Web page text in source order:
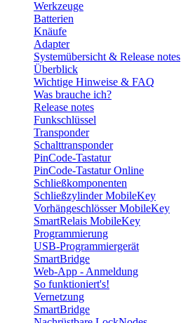
Werkzeuge
Batterien
Knäufe
Adapter
Systemübersicht & Release notes
Überblick
Wichtige Hinweise & FAQ
Was brauche ich?
Release notes
Funkschlüssel
Transponder
Schalttransponder
PinCode-Tastatur
PinCode-Tastatur Online
Schließkomponenten
Schließzylinder MobileKey
Vorhängeschlösser MobileKey
SmartRelais MobileKey
Programmierung
USB-Programmiergerät
SmartBridge
Web-App - Anmeldung
So funktioniert's!
Vernetzung
SmartBridge